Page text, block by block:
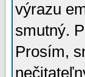
výrazu
smutný.
Prosím,